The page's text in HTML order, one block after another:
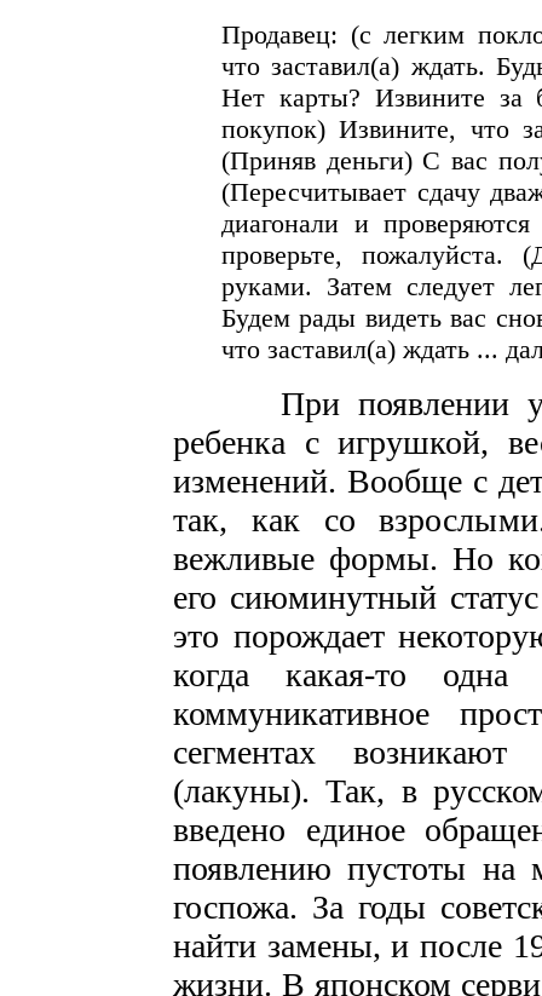
Продавец: (с легким
что заставил(а) ждать.
Нет карты? Извините за
покупок) Извините, что
(Приняв деньги) С вас
(Пересчитывает сдачу
диагонали и
проверьте, пожалуйста.
руками. Затем следует
Будем рады видеть вас
что заставил(а) ждать ...
При появлении у
ребенка с игрушкой,
изменений. Вообще с
так, как со
вежливые формы. Но
его сиюминутный
это порождает
когда какая-то
коммуникативное
сегментах возникают
(лакуны). Так, в
введено единое
появлению пустоты на
госпожа. За годы
найти замены, и после
жизни. В японском